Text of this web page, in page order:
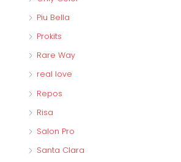
Piu Bella
Prokits
Rare Way
real love
Repos
Risa
Salon Pro
Santa Clara